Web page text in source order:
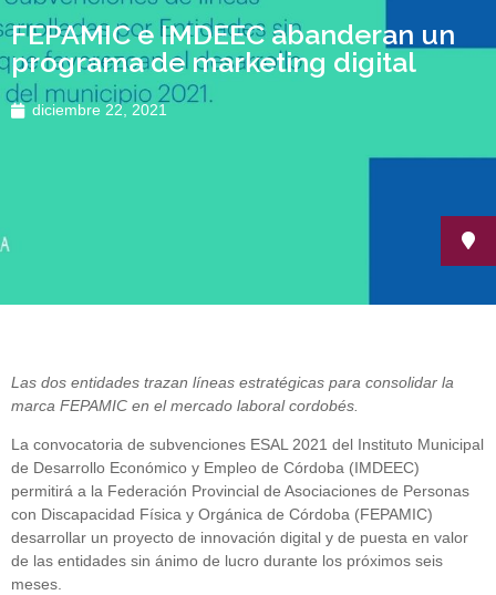
FEPAMIC e IMDEEC abanderan un
programa de marketing digital
diciembre 22, 2021
Las dos entidades trazan líneas estratégicas para consolidar la
marca FEPAMIC en el mercado laboral cordobés.
La convocatoria de subvenciones ESAL 2021 del Instituto Municipal
de Desarrollo Económico y Empleo de Córdoba (IMDEEC)
permitirá a la Federación Provincial de Asociaciones de Personas
con Discapacidad Física y Orgánica de Córdoba (FEPAMIC)
desarrollar un proyecto de innovación digital y de puesta en valor
de las entidades sin ánimo de lucro durante los próximos seis
meses.